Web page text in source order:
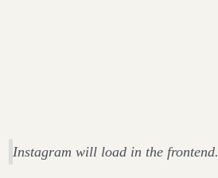
Instagram will load in the frontend.